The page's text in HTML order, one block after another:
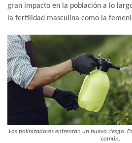
gran impacto en la población a lo
la fertilidad masculina como la
Los polinizadores enfrentan un nuevo riesgo.
común.